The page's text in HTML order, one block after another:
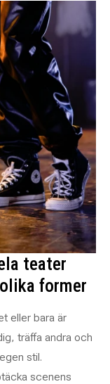
teater
former
eller bara är
träffa andra och
stil.
scenens